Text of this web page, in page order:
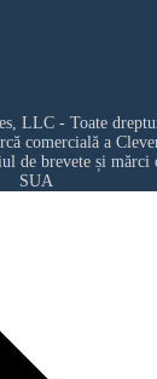
LLC - Toate
comercială a
de brevete și mărci
SUA